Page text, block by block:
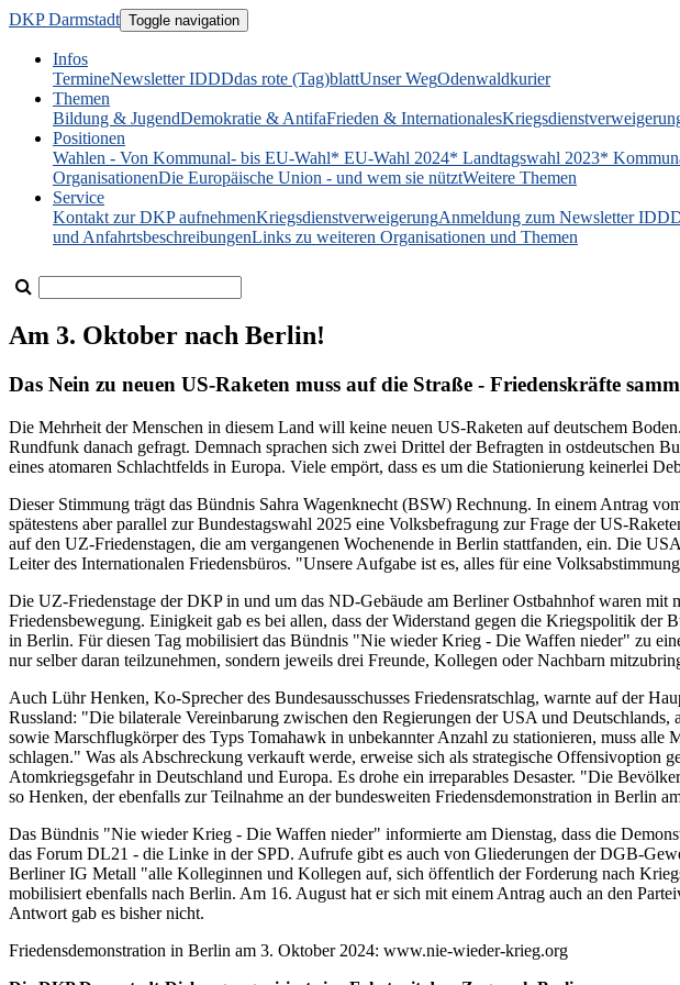
DKP Darmstadt Toggle navigation
Infos
TermineNewsletter IDDDdas rote (Tag)blattUnser WegOdenwaldkurier
Themen
Bildung & JugendDemokratie & AntifaFrieden & Internationales
Positionen
Wahlen - Von Kommunal- bis EU-Wahl* EU-Wahl 2024* Landtagswahl 2023*
OrganisationenDie Europäische Union - und wem sie nütztWeitere Themen
Service
Kontakt zur DKP aufnehmenKriegsdienstverweigerungAnmeldung zum Newsletter
und AnfahrtsbeschreibungenLinks zu weiteren Organisationen und Themen
Am 3. Oktober nach Berlin!
Das Nein zu neuen US-Raketen muss auf die Straße - Friedenskräfte
Die Mehrheit der Menschen in diesem Land will keine neuen US-Raketen auf deutschem
Rundfunk danach gefragt. Demnach sprachen sich zwei Drittel der Befragten in ostdeutschen
eines atomaren Schlachtfelds in Europa. Viele empört, dass es um die Stationierung keinerlei
Dieser Stimmung trägt das Bündnis Sahra Wagenknecht (BSW) Rechnung. In einem Antrag
spätestens aber parallel zur Bundestagswahl 2025 eine Volksbefragung zur Frage der US-
auf den UZ-Friedenstagen, die am vergangenen Wochenende in Berlin stattfanden, ein. Die
Leiter des Internationalen Friedensbüros. "Unsere Aufgabe ist es, alles für eine
Die UZ-Friedenstage der DKP in und um das ND-Gebäude am Berliner Ostbahnhof waren mit
Friedensbewegung. Einigkeit gab es bei allen, dass der Widerstand gegen die Kriegspolitik
in Berlin. Für diesen Tag mobilisiert das Bündnis "Nie wieder Krieg - Die Waffen nieder" zu
nur selber daran teilzunehmen, sondern jeweils drei Freunde, Kollegen oder Nachbarn
Auch Lühr Henken, Ko-Sprecher des Bundesausschusses Friedensratschlag, warnte auf der
Russland: "Die bilaterale Vereinbarung zwischen den Regierungen der USA und
sowie Marschflugkörper des Typs Tomahawk in unbekannter Anzahl zu stationieren, muss alle
schlagen." Was als Abschreckung verkauft werde, erweise sich als strategische Offensivoption
Atomkriegsgefahr in Deutschland und Europa. Es drohe ein irreparables Desaster. "Die
so Henken, der ebenfalls zur Teilnahme an der bundesweiten Friedensdemonstration in Berlin
Das Bündnis "Nie wieder Krieg - Die Waffen nieder" informierte am Dienstag, dass die
das Forum DL21 - die Linke in der SPD. Aufrufe gibt es auch von Gliederungen der DGB-
Berliner IG Metall "alle Kolleginnen und Kollegen auf, sich öffentlich der Forderung nach
mobilisiert ebenfalls nach Berlin. Am 16. August hat er sich mit einem Antrag auch an den
Antwort gab es bisher nicht.
Friedensdemonstration in Berlin am 3. Oktober 2024: www.nie-wieder-krieg.org